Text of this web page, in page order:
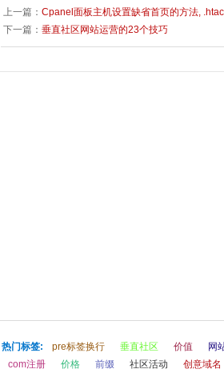
上一篇： Cpanel面板主机设置缺省首页的方法,
下一篇： 垂直社区网站运营的23个技巧
热门标签: pre标签换行 垂直社区 价值 网
com注册
价格 前缀 社区活动 创意域名